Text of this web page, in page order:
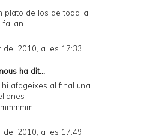
plato de los de toda la
del 2010, a les 17:33
ha dit...
hi afageixes al final una
i
del 2010, a les 17:49